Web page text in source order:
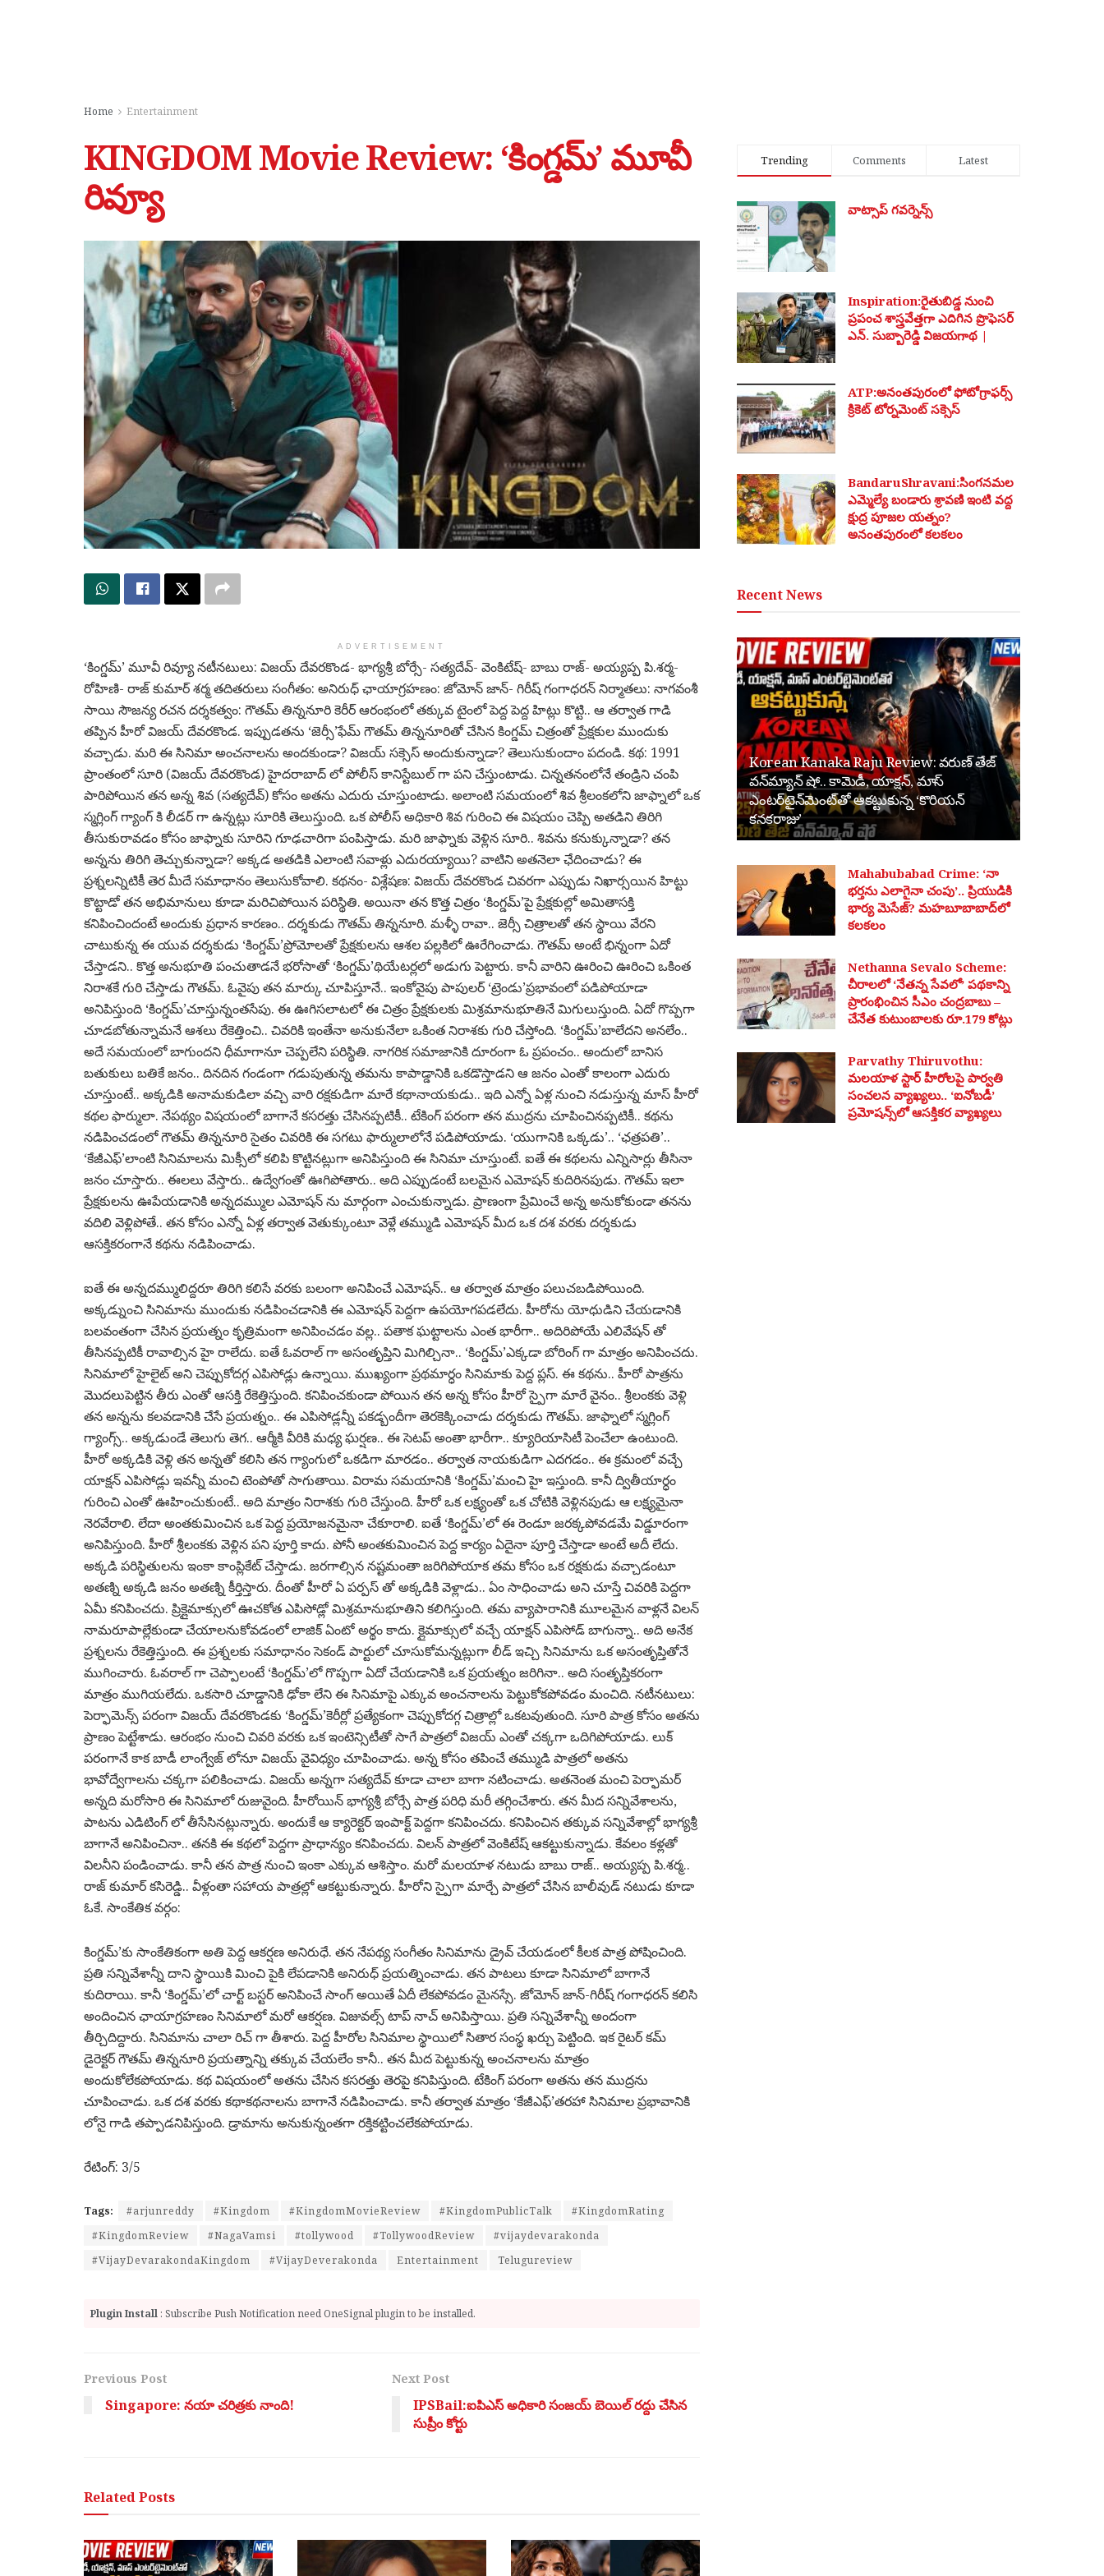
Home Entertainment
KINGDOM Movie Review: ‘కింగ్డమ్’ మూవీ
రివ్యూ
ADVERTISEMENT
‘కింగ్డమ్’ మూవీ రివ్యూ నటీనటులు: విజయ్ దేవరకొండ- భాగ్యశ్రీ బోర్సే- సత్యదేవ్- వెంకిటేష్- బాబు రాజ్- అయ్యప్ప పి.శర్మ-
రోహిణి- రాజ్ కుమార్ శర్మ తదితరులు సంగీతం: అనిరుధ్ ఛాయాగ్రహణం: జోమోన్ జాన్- గిరీష్ గంగాధరన్ నిర్మాతలు: నాగవంశీ
సాయి సౌజన్య రచన దర్శకత్వం: గౌతమ్ తిన్ననూరి కెరీర్ ఆరంభంలో తక్కువ టైంలో పెద్ద పెద్ద హిట్లు కొట్టి.. ఆ తర్వాత గాడి
తప్పిన హీరో విజయ్ దేవరకొండ. ఇప్పుడతను ‘జెర్సీ’ఫేమ్ గౌతమ్ తిన్ననూరితో చేసిన కింగ్డమ్ చిత్రంతో ప్రేక్షకుల ముందుకు
వచ్చాడు. మరి ఈ సినిమా అంచనాలను అందకుండా? విజయ్ సక్సెస్ అందుకున్నాడా? తెలుసుకుందాం పదండి. కథ: 1991
ప్రాంతంలో సూరి (విజయ్ దేవరకొండ) హైదరాబాద్ లో పోలీస్ కానిస్టేబుల్ గా పని చేస్తుంటాడు. చిన్నతనంలోనే తండ్రిని చంపి
పారిపోయిన తన అన్న శివ (సత్యదేవ్) కోసం అతను ఎదురు చూస్తుంటాడు. అలాంటి సమయంలో శివ శ్రీలంకలోని జాఫ్నాలో ఒక
స్మగ్లింగ్ గ్యాంగ్ కి లీడర్ గా ఉన్నట్లు సూరికి తెలుస్తుంది. ఒక పోలీస్ అధికారి శివ గురించి ఈ విషయం చెప్పి అతడిని తిరిగి
తీసుకురావడం కోసం జాఫ్నాకు సూరిని గూఢచారిగా పంపిస్తాడు. మరి జాఫ్నాకు వెళ్లిన సూరి.. శివను కనుక్కున్నాడా? తన
అన్నను తిరిగి తెచ్చుకున్నాడా? అక్కడ అతడికి ఎలాంటి సవాళ్లు ఎదురయ్యాయి? వాటిని అతనెలా ఛేదించాడు? ఈ
ప్రశ్నలన్నిటికీ తెర మీదే సమాధానం తెలుసుకోవాలి. కథనం- విశ్లేషణ: విజయ్ దేవరకొండ చివరగా ఎప్పుడు నిఖార్సయిన హిట్టు
కొట్టాడో తన అభిమానులు కూడా మరిచిపోయిన పరిస్థితి. అయినా తన కొత్త చిత్రం ‘కింగ్డమ్’పై ప్రేక్షకుల్లో అమితాసక్తి
కనిపించిందంటే అందుకు ప్రధాన కారణం.. దర్శకుడు గౌతమ్ తిన్ననూరి. మళ్ళీ రావా.. జెర్సీ చిత్రాలతో తన స్థాయి వేరని
చాటుకున్న ఈ యువ దర్శకుడు ‘కింగ్డమ్’ప్రోమోలతో ప్రేక్షకులను ఆశల పల్లకిలో ఊరేగించాడు. గౌతమ్ అంటే భిన్నంగా ఏదో
చేస్తాడని.. కొత్త అనుభూతి పంచుతాడనే భరోసాతో ‘కింగ్డమ్’థియేటర్లలో అడుగు పెట్టారు. కానీ వారిని ఊరించి ఊరించి ఒకింత
నిరాశకే గురి చేస్తాడు గౌతమ్. ఓవైపు తన మార్కు చూపిస్తూనే.. ఇంకోవైపు పాపులర్ ‘ట్రెండు’ప్రభావంలో పడిపోయాడా
అనిపిస్తుంది ‘కింగ్డమ్’చూస్తున్నంతసేపు. ఈ ఊగిసలాటలో ఈ చిత్రం ప్రేక్షకులకు మిశ్రమానుభూతినే మిగులుస్తుంది. ఏదో గొప్పగా
చూడబోతున్నామనే ఆశలు రేకెత్తించి.. చివరికి ఇంతేనా అనుకునేలా ఒకింత నిరాశకు గురి చేస్తోంది. ‘కింగ్డమ్’బాలేదని అనలేం..
అదే సమయంలో బాగుందని ధీమాగానూ చెప్పలేని పరిస్థితి. నాగరిక సమాజానికి దూరంగా ఓ ప్రపంచం.. అందులో బానిస
బతుకులు బతికే జనం.. దినదిన గండంగా గడుపుతున్న తమను కాపాడ్డానికి ఒకడొస్తాడని ఆ జనం ఎంతో కాలంగా ఎదురు
చూస్తుంటే.. అక్కడికి అనామకుడిలా వచ్చి వారి రక్షకుడిగా మారే కథానాయకుడు.. ఇది ఎన్నో ఏళ్ల నుంచి నడుస్తున్న మాస్ హీరో
కథల ఫార్ములా. నేపథ్యం విషయంలో బాగానే కసరత్తు చేసినప్పటికీ.. టేకింగ్ పరంగా తన ముద్రను చూపించినప్పటికీ.. కథను
నడిపించడంలో గౌతమ్ తిన్ననూరి సైతం చివరికి ఈ సగటు ఫార్ములాలోనే పడిపోయాడు. ‘యుగానికి ఒక్కడు’.. ‘ఛత్రపతి’..
‘కేజీఎఫ్’లాంటి సినిమాలను మిక్సీలో కలిపి కొట్టినట్లుగా అనిపిస్తుంది ఈ సినిమా చూస్తుంటే. ఐతే ఈ కథలను ఎన్నిసార్లు తీసినా
జనం చూస్తారు.. ఈలలు వేస్తారు.. ఉద్వేగంతో ఊగిపోతారు.. అది ఎప్పుడంటే బలమైన ఎమోషన్ కుదిరినపుడు. గౌతమ్ ఇలా
ప్రేక్షకులను ఊపేయడానికి అన్నదమ్ముల ఎమోషన్ ను మార్గంగా ఎంచుకున్నాడు. ప్రాణంగా ప్రేమించే అన్న అనుకోకుండా తనను
వదిలి వెళ్లిపోతే.. తన కోసం ఎన్నో ఏళ్ల తర్వాత వెతుక్కుంటూ వెళ్లే తమ్ముడి ఎమోషన్ మీద ఒక దశ వరకు దర్శకుడు
ఆసక్తికరంగానే కథను నడిపించాడు.
ఐతే ఈ అన్నదమ్ములిద్దరూ తిరిగి కలిసే వరకు బలంగా అనిపించే ఎమోషన్.. ఆ తర్వాత మాత్రం పలుచబడిపోయింది.
అక్కడ్నుంచి సినిమాను ముందుకు నడిపించడానికి ఈ ఎమోషన్ పెద్దగా ఉపయోగపడలేదు. హీరోను యోధుడిని చేయడానికి
బలవంతంగా చేసిన ప్రయత్నం కృత్రిమంగా అనిపించడం వల్ల.. పతాక ఘట్టాలను ఎంత భారీగా.. అదిరిపోయే ఎలివేషన్ తో
తీసినప్పటికీ రావాల్సిన హై రాలేదు. ఐతే ఓవరాల్ గా అసంతృప్తిని మిగిల్చినా.. ‘కింగ్డమ్’ఎక్కడా బోరింగ్ గా మాత్రం అనిపించదు.
సినిమాలో హైలైట్ అని చెప్పుకోదగ్గ ఎపిసోడ్లు ఉన్నాయి. ముఖ్యంగా ప్రథమార్ధం సినిమాకు పెద్ద ప్లస్. ఈ కథను.. హీరో పాత్రను
మొదలుపెట్టిన తీరు ఎంతో ఆసక్తి రేకెత్తిస్తుంది. కనిపించకుండా పోయిన తన అన్న కోసం హీరో స్పైగా మారే వైనం.. శ్రీలంకకు వెళ్లి
తన అన్నను కలవడానికి చేసే ప్రయత్నం.. ఈ ఎపిసోడ్లన్నీ పకడ్బందీగా తెరకెక్కించాడు దర్శకుడు గౌతమ్. జాఫ్నాలో స్మగ్లింగ్
గ్యాంగ్స్.. అక్కడుండే తెలుగు తెగ.. ఆర్మీకి వీరికి మధ్య ఘర్షణ.. ఈ సెటప్ అంతా భారీగా.. క్యూరియాసిటీ పెంచేలా ఉంటుంది.
హీరో అక్కడికి వెళ్లి తన అన్నతో కలిసి తన గ్యాంగులో ఒకడిగా మారడం.. తర్వాత నాయకుడిగా ఎదగడం.. ఈ క్రమంలో వచ్చే
యాక్షన్ ఎపిసోడ్లు ఇవన్నీ మంచి టెంపోతో సాగుతాయి. విరామ సమయానికి ‘కింగ్డమ్’మంచి హై ఇస్తుంది. కానీ ద్వితీయార్ధం
గురించి ఎంతో ఊహించుకుంటే.. అది మాత్రం నిరాశకు గురి చేస్తుంది. హీరో ఒక లక్ష్యంతో ఒక చోటికి వెళ్లినపుడు ఆ లక్ష్యమైనా
నెరవేరాలి. లేదా అంతకుమించిన ఒక పెద్ద ప్రయోజనమైనా చేకూరాలి. ఐతే ‘కింగ్డమ్’లో ఈ రెండూ జరక్కపోవడమే విడ్డూరంగా
అనిపిస్తుంది. హీరో శ్రీలంకకు వెళ్లిన పని పూర్తి కాదు. పోనీ అంతకుమించిన పెద్ద కార్యం ఏదైనా పూర్తి చేస్తాడా అంటే అదీ లేదు.
అక్కడి పరిస్థితులను ఇంకా కాంప్లికేట్ చేస్తాడు. జరగాల్సిన నష్టమంతా జరిగిపోయాక తమ కోసం ఒక రక్షకుడు వచ్చాడంటూ
అతణ్ని అక్కడి జనం అతణ్ని కీర్తిస్తారు. దీంతో హీరో ఏ పర్పస్‌ తో అక్కడికి వెళ్లాడు.. ఏం సాధించాడు అని చూస్తే చివరికి పెద్దగా
ఏమీ కనిపించదు. ప్రిక్లైమాక్సులో ఊచకోత ఎపిసోడ్లో మిశ్రమానుభూతిని కలిగిస్తుంది. తమ వ్యాపారానికి మూలమైన వాళ్లనే విలన్
నామరూపాల్లేకుండా చేయాలనుకోవడంలో లాజిక్ ఏంటో అర్థం కాదు. క్లైమాక్సులో వచ్చే యాక్షన్ ఎపిసోడ్ బాగున్నా.. అది అనేక
ప్రశ్నలను రేకెత్తిస్తుంది. ఈ ప్రశ్నలకు సమాధానం సెకండ్ పార్టులో చూసుకోమన్నట్లుగా లీడ్ ఇచ్చి సినిమాను ఒక అసంతృప్తితోనే
ముగించారు. ఓవరాల్ గా చెప్పాలంటే ‘కింగ్డమ్’లో గొప్పగా ఏదో చేయడానికి ఒక ప్రయత్నం జరిగినా.. అది సంతృప్తికరంగా
మాత్రం ముగియలేదు. ఒకసారి చూడ్డానికి ఢోకా లేని ఈ సినిమాపై ఎక్కువ అంచనాలను పెట్టుకోకపోవడం మంచిది. నటీనటులు:
పెర్ఫామెన్స్ పరంగా విజయ్ దేవరకొండకు ‘కింగ్డమ్’కెరీర్లో ప్రత్యేకంగా చెప్పుకోదగ్గ చిత్రాల్లో ఒకటవుతుంది. సూరి పాత్ర కోసం అతను
ప్రాణం పెట్టేశాడు. ఆరంభం నుంచి చివరి వరకు ఒక ఇంటెన్సిటీతో సాగే పాత్రలో విజయ్ ఎంతో చక్కగా ఒదిగిపోయాడు. లుక్
పరంగానే కాక బాడీ లాంగ్వేజ్ లోనూ విజయ్ వైవిధ్యం చూపించాడు. అన్న కోసం తపించే తమ్ముడి పాత్రలో అతను
భావోద్వేగాలను చక్కగా పలికించాడు. విజయ్ అన్నగా సత్యదేవ్ కూడా చాలా బాగా నటించాడు. అతనెంత మంచి పెర్ఫామర్
అన్నది మరోసారి ఈ సినిమాలో రుజువైంది. హీరోయిన్ భాగ్యశ్రీ బోర్సే పాత్ర పరిధి మరీ తగ్గించేశారు. తన మీద సన్నివేశాలను,
పాటను ఎడిటింగ్ లో తీసేసినట్లున్నారు. అందుకే ఆ క్యారెక్టర్ ఇంపాక్ట్ పెద్దగా కనిపించదు. కనిపించిన తక్కువ సన్నివేశాల్లో భాగ్యశ్రీ
బాగానే అనిపించినా.. తనకి ఈ కథలో పెద్దగా ప్రాధాన్యం కనిపించదు. విలన్ పాత్రలో వెంకిటేష్ ఆకట్టుకున్నాడు. కేవలం కళ్లతో
విలనీని పండించాడు. కానీ తన పాత్ర నుంచి ఇంకా ఎక్కువ ఆశిస్తాం. మరో మలయాళ నటుడు బాబు రాజ్.. అయ్యప్ప పి.శర్మ..
రాజ్ కుమార్ కసిరెడ్డి.. వీళ్లంతా సహాయ పాత్రల్లో ఆకట్టుకున్నారు. హీరోని స్పైగా మార్చే పాత్రలో చేసిన బాలీవుడ్ నటుడు కూడా
ఓకే. సాంకేతిక వర్గం:
కింగ్డమ్’కు సాంకేతికంగా అతి పెద్ద ఆకర్షణ అనిరుధే. తన నేపథ్య సంగీతం సినిమాను డ్రైవ్ చేయడంలో కీలక పాత్ర పోషించింది.
ప్రతి సన్నివేశాన్నీ దాని స్థాయికి మించి పైకి లేపడానికి అనిరుధ్ ప్రయత్నించాడు. తన పాటలు కూడా సినిమాలో బాగానే
కుదిరాయి. కానీ ‘కింగ్డమ్’లో చార్ట్ బస్టర్ అనిపించే సాంగ్ అయితే ఏదీ లేకపోవడం మైనస్సే. జోమోన్ జాన్-గిరీష్ గంగాధరన్ కలిసి
అందించిన ఛాయాగ్రహణం సినిమాలో మరో ఆకర్షణ. విజువల్స్ టాప్ నాచ్ అనిపిస్తాయి. ప్రతి సన్నివేశాన్నీ అందంగా
తీర్చిదిద్దారు. సినిమాను చాలా రిచ్ గా తీశారు. పెద్ద హీరోల సినిమాల స్థాయిలో సితార సంస్థ ఖర్చు పెట్టింది. ఇక రైటర్ కమ్
డైరెక్టర్ గౌతమ్ తిన్ననూరి ప్రయత్నాన్ని తక్కువ చేయలేం కానీ.. తన మీద పెట్టుకున్న అంచనాలను మాత్రం
అందుకోలేకపోయాడు. కథ విషయంలో అతను చేసిన కసరత్తు తెరపై కనిపిస్తుంది. టేకింగ్ పరంగా అతను తన ముద్రను
చూపించాడు. ఒక దశ వరకు కథాకథనాలను బాగానే నడిపించాడు. కానీ తర్వాత మాత్రం ‘కేజీఎఫ్’తరహా సినిమాల ప్రభావానికి
లోనై గాడి తప్పాడనిపిస్తుంది. డ్రామాను అనుకున్నంతగా రక్తికట్టించలేకపోయాడు.
రేటింగ్: 3/5
Tags: #arjunreddy #Kingdom #KingdomMovieReview #KingdomPublicTalk
#KingdomRating
#KingdomReview
#NagaVamsi #tollywood #TollywoodReview
#vijaydevarakonda
#VijayDevarakondaKingdom
#VijayDeverakonda Entertainment Telugureview
Plugin Install : Subscribe Push Notification need OneSignal plugin to be installed.
Previous Post
Singapore: నయా చరిత్రకు నాంది!
Next Post
IPSBail:ఐపిఎస్ అధికారి సంజయ్ బెయిల్ రద్దు చేసిన
సుప్రీం కోర్టు
RelatedPosts
Trending Comments Latest
వాట్సాప్ గవర్నెన్స్
Inspiration:రైతుబిడ్డ నుంచి
ప్రపంచ శాస్త్రవేత్తగా ఎదిగిన ప్రొఫెసర్
ఎన్. సుబ్బారెడ్డి విజయగాథ |
ATP:అనంతపురంలో ఫోటోగ్రాఫర్స్
క్రికెట్ టోర్నమెంట్ సక్సెస్
BandaruShravani:సింగనమల
ఎమ్మెల్యే బండారు శ్రావణి ఇంటి వద్ద
క్షుద్ర పూజల యత్నం?
అనంతపురంలో కలకలం
Recent News
Korean Kanaka Raju Review: వరుణ్ తేజ్
వన్‌మ్యాన్ షో.. కామెడీ, యాక్షన్, మాస్
ఎంటర్‌టైన్‌మెంట్‌తో ఆకట్టుకున్న ‘కొరియన్
కనకరాజు’
Mahabubabad Crime: ‘నా
భర్తను ఎలాగైనా చంపు’.. ప్రియుడికి
భార్య మెసేజ్? మహబూబాబాద్‌లో
కలకలం
Nethanna Sevalo Scheme:
చీరాలలో ‘నేతన్న సేవలో’ పథకాన్ని
ప్రారంభించిన సీఎం చంద్రబాబు –
చేనేత కుటుంబాలకు రూ.179 కోట్లు
Parvathy Thiruvothu:
మలయాళ స్టార్ హీరోలపై పార్వతి
సంచలన వ్యాఖ్యలు.. ‘ఐనోబడీ’
ప్రమోషన్స్‌లో ఆసక్తికర వ్యాఖ్యలు